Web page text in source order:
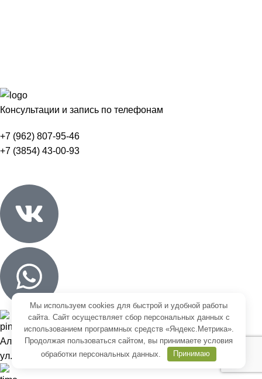
Консультации и запись по телефонам
+7 (962) 807-95-46
+7 (3854) 43-00-93
Алтайский край, г. Бийск
ул. Васильева, д. 43
Мы используем cookies для быстрой и удобной работы
сайта. Сайт осуществляет сбор персональных данных с
использованием программных средств «Яндекс.Метрика».
Продолжая пользоваться сайтом, вы принимаете условия
обработки персональных данных
Принимаю